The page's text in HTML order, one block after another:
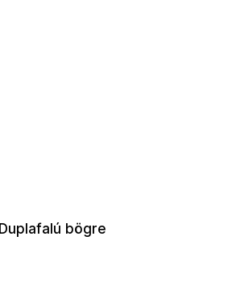
bögre